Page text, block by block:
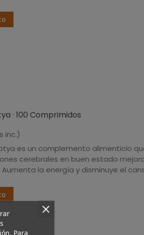
· 100 Comprimidos
inc.)
es un complemento alimenticio
cerebrales en buen estado
la energía y disminuye el
Para